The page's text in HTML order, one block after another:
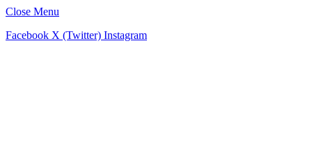
Close Menu
Facebook X (Twitter) Instagram